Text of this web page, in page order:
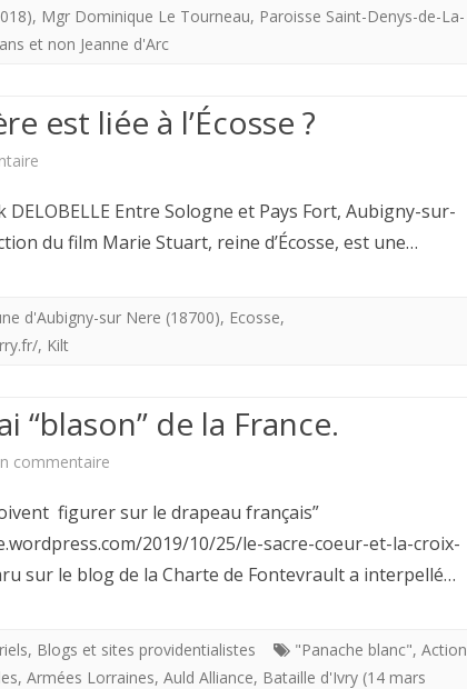
/
Château
Chavigny
Document
II
XXXIII
Rencontres
Fontevraud
où
l’Auld
mai
2021.
de
du
centenaire
la
Sainte
d’Arc.
, Mgr Dominique Le Tourneau, Paroisse Saint-Denys-de-La-
et non Jeanne d'Arc
est liée à l’Écosse ?
Aubigny-
Nère
est
à
l’Écosse
?
Entre Sologne et Pays Fort, Aubigny-sur-
du film Marie Stuart, reine d’Écosse, est une…
d'Aubigny-sur Nere (18700), Ecosse,
, Kilt
“blason” de la France.
commentaire
drapeau
blanc,
vrai
figurer sur le drapeau français”
2019/10/25/le-sacre-coeur-et-la-croix-
sur le blog de la Charte de Fontevrault a interpellé…
, Blogs et sites providentialistes "Panache blanc", Action
, Armées Lorraines, Auld Alliance, Bataille d'Ivry (14 mars